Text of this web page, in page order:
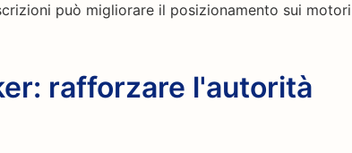
può migliorare il posizionamento sui motori
rafforzare l'autorità